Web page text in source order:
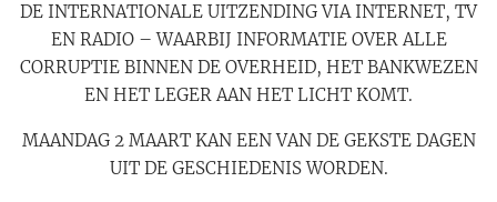
DE INTERNATIONALE UITZENDING VIA INTERNET, TV
EN RADIO – WAARBIJ INFORMATIE OVER ALLE
CORRUPTIE BINNEN DE OVERHEID, HET BANKWEZEN
EN HET LEGER AAN HET LICHT KOMT.
MAANDAG 2 MAART KAN EEN VAN DE GEKSTE DAGEN
UIT DE GESCHIEDENIS WORDEN.